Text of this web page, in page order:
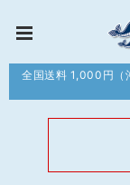
全国送料 1,000円（